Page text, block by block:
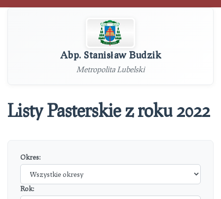
Abp. Stanisław Budzik
Metropolita Lubelski
Listy Pasterskie z roku 2022
Okres:
Rok: